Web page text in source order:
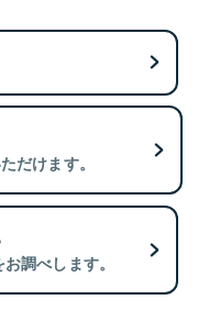
だけます。
調べします。